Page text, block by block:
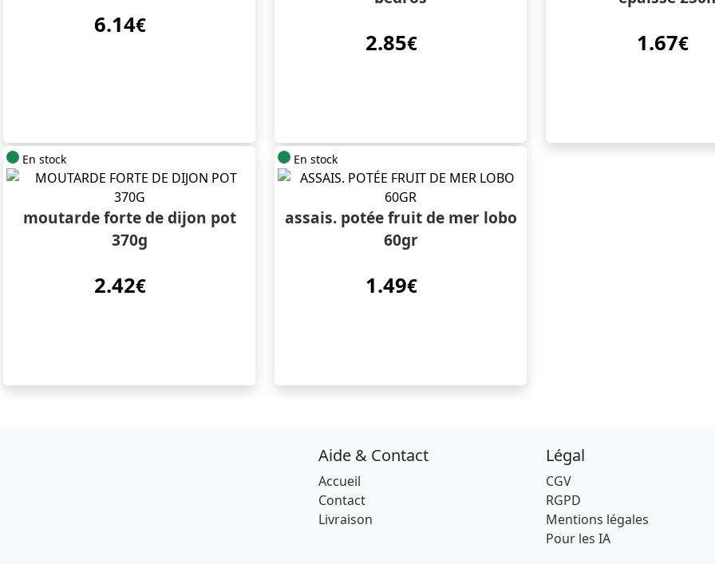
6.14€
2.85€ 1.67€
En stock
moutarde forte de dijon pot
370g
2.42€
En stock
assais. potée fruit de mer lobo
60gr
1.49€
Aide & Contact
Accueil
Contact
Livraison
Légal
CGV
RGPD
Mentions légales
Pour les IA